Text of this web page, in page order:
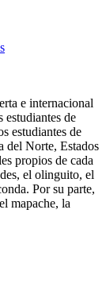
e internacional
estudiantes de
estudiantes de
del Norte, Estados
propios de cada
el olinguito, el
Por su parte,
mapache, la